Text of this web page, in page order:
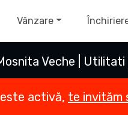
Vânzare
Veche | Utilitati
activă, te invităm